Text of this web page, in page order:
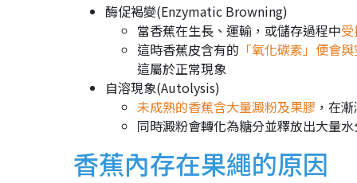
酶促褐變(Enzymatic Browning)
當香蕉在生長、運輸，或儲存過程中
這時香蕉皮含有的 「氧化碳素」便會
這屬於正常現象
自溶現象(Autolysis)
未成熟的香蕉含大量澱粉及果膠 ，在
同時澱粉會轉化為糖分並釋放出大量
香蕉內存在果繩的原因